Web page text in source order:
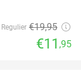
Regulier €19,95
€11 ,95